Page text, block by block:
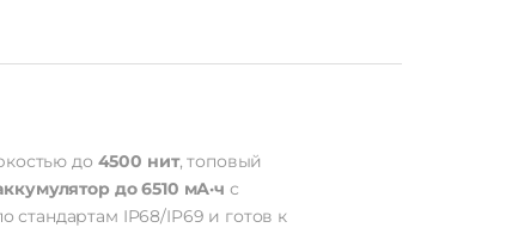
до 4500 нит, топовый
до 6510 мА·ч с
IP68/IP69 и готов к